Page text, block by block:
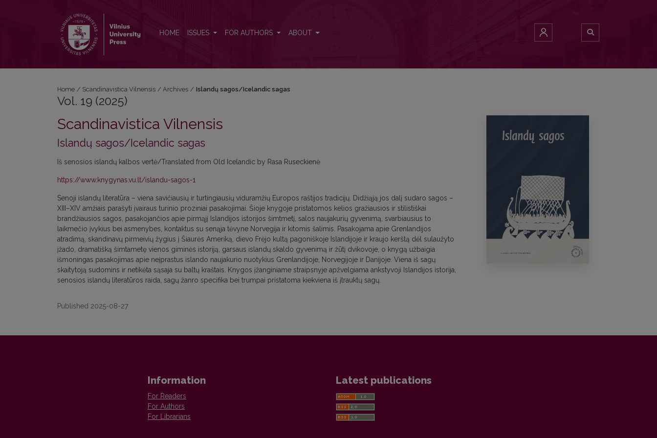
HOME ISSUES FOR AUTHORS ABOUT
Home / Scandinavistica Vilnensis / Archives / Islandų sagos/Icelandic sagas
Vol. 19 (2025)
Scandinavistica Vilnensis
Islandų sagos/Icelandic sagas
Iš senosios islandų kalbos vertė/Translated from Old Icelandic by Rasa Ruseckienė
https://www.knygynas.vu.lt/islandu-sagos-1
Senoji islandų literatūra – viena savičiausių ir turtingiausių viduramžių Europos raštijos tradicijų. Didžiąją jos dalį sudaro sagos –
XIII–XIV amžiais parašyti įvairaus turinio proziniai pasakojimai. Šioje knygoje pristatomos kelios gražiausios ir stilistiškai
brandžiausios sagos, pasakojančios apie pirmąjį Islandijos istorijos šimtmetį, salos naujakurių gyvenimą, svarbiausius to
laikmečio įvykius bei asmenybes, kontaktus su senąja tėvyne Norvegija ir kitomis šalimis. Pasakojama apie Grenlandijos
atradimą, skandinavų pirmeivių žygius į Šiaurės Ameriką, dievo Frėjo kultą pagoniškoje Islandijoje ir kraujo kerštą dėl sulaužyto
įžado, dramatišką šimtametę vienos giminės istoriją, garsaus islandų skaldo gyvenimą ir žūtį dvikovoje, o knygą užbaigia
išmoningas pasakojimas apie neįprastus islando naujakurio nuotykius Grenlandijoje, Norvegijoje ir Danijoje. Viena iš sagų
skaitytoją sudomins ir netikėta sąsaja su baltų kraštais. Knygos įžanginiame straipsnyje apžvelgiama ankstyvoji Islandijos istorija,
senosios islandų literatūros raida, sagų žanro specifika bei trumpai pristatoma kiekviena iš įtrauktų sagų.
Published 2025-08-27
Information
For Readers
For Authors
For Librarians
Latest publications